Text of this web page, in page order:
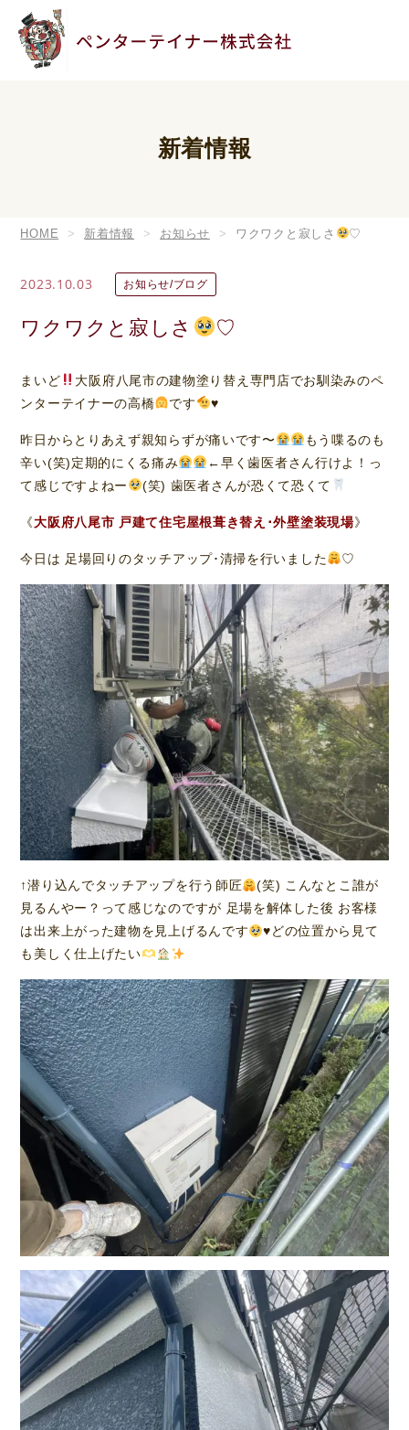
新着情報
HOME 新着情報 お知らせ ワクワクと寂しさ ♡
2023.10.03 お知らせ/ブログ
ワクワクと寂しさ ♡
まいど
大阪府八尾市の建物塗り替え専門店でお馴染みのペ
ンターテイナーの高橋
です ♥️
昨日からとりあえず親知らずが痛いです〜
もう喋るのも
辛い(笑)定期的にくる痛み
←早く歯医者さん行けよ！っ
て感じですよねー
(笑) 歯医者さんが恐くて恐くて
《大阪府八尾市 戸建て住宅屋根葺き替え･外壁塗装現場》
今日は 足場回りのタッチアップ･清掃を行いました ♡
↑潜り込んでタッチアップを行う師匠
(笑) こんなとこ誰が
見るんやー？って感じなのですが 足場を解体した後 お客様
は出来上がった建物を見上げるんです
♥️どの位置から見て
も美しく仕上げたい